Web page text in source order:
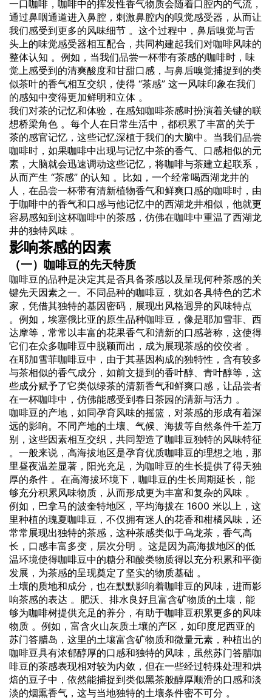
一口咖啡，咖啡中的挥发性香气物质会随着口腔内的气流，
通过鼻咽通道进入鼻腔，刺激鼻腔内的嗅觉感受器，从而让
我们感受到更多的风味细节 。这个过程中，鼻后嗅觉与舌
头上的味觉感受器相互配合，共同构建起我们对咖啡风味的
整体认知 。例如，当我们品尝一杯带有茶感的咖啡时，味
觉上感受到的清爽酸度和甘甜口感，与鼻后嗅觉捕捉到的类
似茶叶的香气相互交织，使得 “茶感” 这一风味印象在我们
的感知中变得更加鲜明和立体 。
我们对茶的记忆和体验，在感知咖啡茶感时扮演着关键的联
想桥梁角色 。每个人在日常生活中，都积累了丰富的关于
茶的感官记忆，这些记忆深植于我们的大脑中。当我们品尝
咖啡时，如果咖啡中出现与记忆中茶的香气、口感相似的元
素，大脑就会迅速调动这些记忆，将咖啡与茶建立起联系，
从而产生 “茶感” 的认知 。比如，一个经常喝西湖龙井的
人，在品尝一杯带有清新植物香气和鲜爽口感的咖啡时，由
于咖啡中的香气和口感与他记忆中的西湖龙井相似，他就更
容易感知到这杯咖啡中的茶感，仿佛在咖啡中重温了西湖龙
井的独特风味 。
影响茶感的因素
（一）咖啡豆的先天特质
咖啡豆的品种是决定其是否具备茶感以及呈现何种茶感的关
键先天因素之一。不同品种的咖啡豆，犹如各具特色的艺术
家，凭借其独特的基因密码，展现出风格迥异的风味特点
。例如，埃塞俄比亚的原生品种咖啡豆，像是耶加雪菲、西
达摩等，常常以丰富的花果香气和清新的口感著称，这使得
它们在众多咖啡豆中脱颖而出，成为展现茶感的佼佼者 。
在耶加雪菲咖啡豆中，由于其基因构成的独特性，含有较多
与茶相似的香气成分，如前文提到的香叶醇、青叶醇等，这
些成分赋予了它类似绿茶的清新香气和鲜爽口感，让品尝者
在一杯咖啡中，仿佛能感受到春日茶园的清新与活力 。
咖啡豆的产地，如同孕育风味的摇篮，对茶感的形成有着深
远的影响。不同产地的土壤、气候、海拔等自然条件千差万
别，这些因素相互交织，共同塑造了咖啡豆独特的风味特征
。一般来说，高海拔地区是孕育优质咖啡豆的理想之地，那
里昼夜温差显著，阳光充足，为咖啡豆的生长提供了得天独
厚的条件 。在高海拔环境下，咖啡豆的生长周期延长，能
够充分积累风味物质，从而形成更为丰富和复杂的风味 。
例如，巴拿马的波奎特地区，平均海拔在 1600 米以上，这
里种植的瑰夏咖啡豆，不仅拥有迷人的花香和柑橘风味，还
常常展现出独特的茶感，这种茶感类似于乌龙茶，香气高
长，口感丰富多变，层次分明 。这是因为高海拔地区的低
温环境使得咖啡豆中的糖分和酸类物质得以充分积累和平衡
发展，为茶感的呈现奠定了坚实的物质基础 。
土壤的质地和成分，也在默默影响着咖啡豆的风味，进而影
响茶感的表达 。肥沃、排水良好且富含矿物质的土壤，能
够为咖啡树提供充足的养分，有助于咖啡豆积累更多的风味
物质 。例如，富含火山灰质土壤的产区，如印度尼西亚的
苏门答腊岛，这里的土壤富含矿物质和微量元素，种植出的
咖啡豆具有浓郁醇厚的口感和独特的风味，虽然苏门答腊咖
啡豆的茶感表现相对较为内敛，但在一些经过特殊处理和烘
焙的豆子中，依然能捕捉到类似黑茶般醇厚顺滑的口感和淡
淡的烟熏香气，这与当地独特的土壤条件密不可分 。